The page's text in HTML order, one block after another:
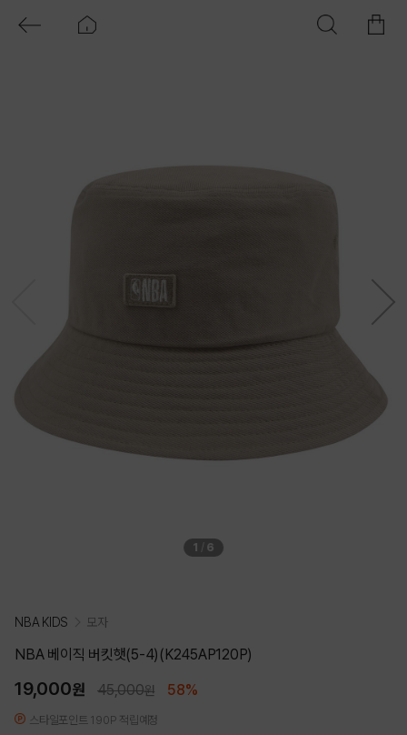
1 / 6
NBA KIDS 모자
NBA 베이직 버킷햇(5-4)(K245AP120P)
19,000원 45,000원 58%
스타일포인트 190P 적립예정